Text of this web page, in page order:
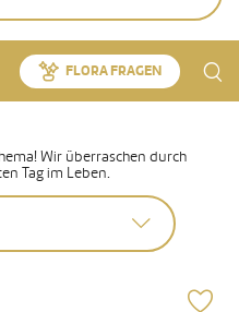
FLORA FRAGEN
Wir überraschen durch
Tag im Leben.